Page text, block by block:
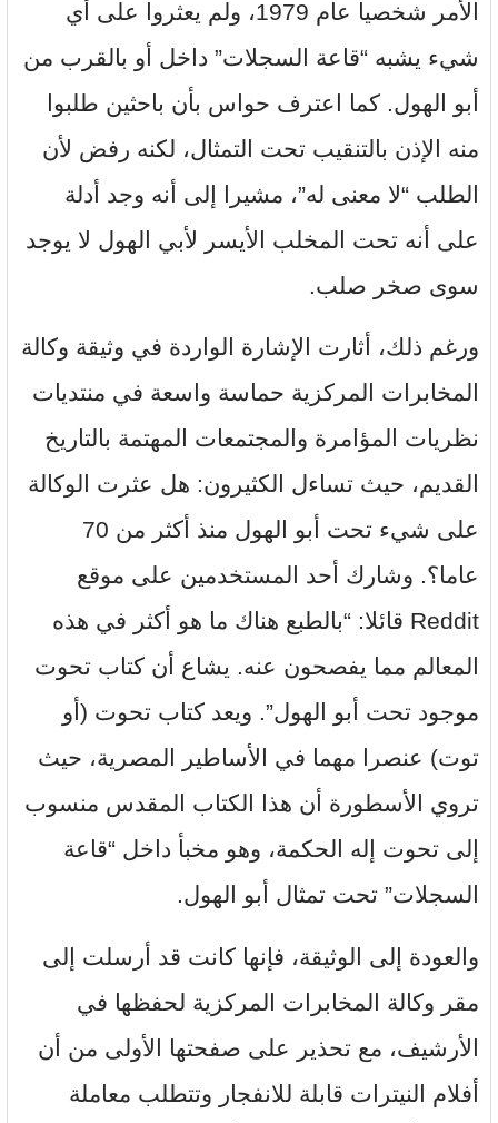
الأمر شخصيا عام 1979، ولم يعثروا على أي
شيء يشبه “قاعة السجلات” داخل أو بالقرب من
أبو الهول. كما اعترف حواس بأن باحثين طلبوا
منه الإذن بالتنقيب تحت التمثال، لكنه رفض لأن
الطلب “لا معنى له”، مشيرا إلى أنه وجد أدلة
على أنه تحت المخلب الأيسر لأبي الهول لا يوجد
سوى صخر صلب.
ورغم ذلك، أثارت الإشارة الواردة في وثيقة وكالة
المخابرات المركزية حماسة واسعة في منتديات
نظريات المؤامرة والمجتمعات المهتمة بالتاريخ
القديم، حيث تساءل الكثيرون: هل عثرت الوكالة
على شيء تحت أبو الهول منذ أكثر من 70
عاما؟. وشارك أحد المستخدمين على موقع
Reddit قائلا: “بالطبع هناك ما هو أكثر في هذه
المعالم مما يفصحون عنه. يشاع أن كتاب تحوت
موجود تحت أبو الهول”. ويعد كتاب تحوت (أو
توت) عنصرا مهما في الأساطير المصرية، حيث
تروي الأسطورة أن هذا الكتاب المقدس منسوب
إلى تحوت إله الحكمة، وهو مخبأ داخل “قاعة
السجلات” تحت تمثال أبو الهول.
والعودة إلى الوثيقة، فإنها كانت قد أرسلت إلى
مقر وكالة المخابرات المركزية لحفظها في
الأرشيف، مع تحذير على صفحتها الأولى من أن
أفلام النيترات قابلة للانفجار وتتطلب معاملة